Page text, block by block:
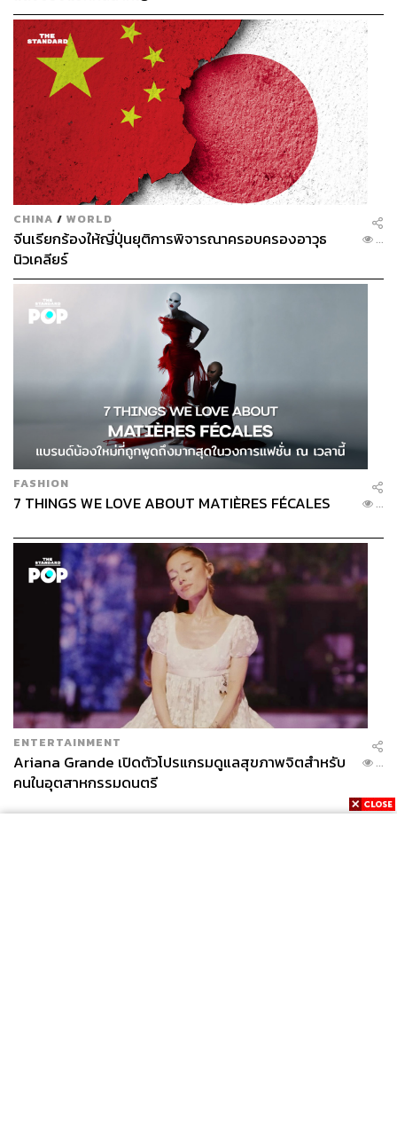
CHINA / WORLD
จีนเรียกร้องให้ญี่ปุ่นยุติการพิจารณาครอบครองอาวุธ
นิวเคลียร์
...
FASHION
7 THINGS WE LOVE ABOUT MATIÈRES FÉCALES ...
ENTERTAINMENT
Ariana Grande เปิดตัวโปรแกรมดูแลสุขภาพจิตสำหรับ
คนในอุตสาหกรรมดนตรี
...